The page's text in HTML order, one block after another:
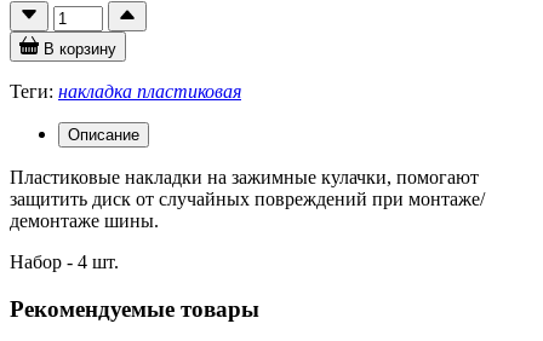
В корзину
Теги: накладка пластиковая
Описание
Пластиковые накладки на зажимные кулачки, помогают
защитить диск от случайных повреждений при монтаже/
демонтаже шины.
Набор - 4 шт.
Рекомендуемые товары